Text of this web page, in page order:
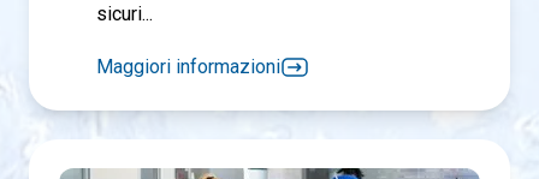
sicuri...
Maggiori informazioni